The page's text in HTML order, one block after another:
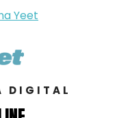
Yeet
DIGITAL